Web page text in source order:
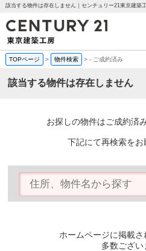
該当する物件は存在しません｜センチュリー21東京建築
TOPページ > 物件検索 >- ご成約済み
該当する物件は存在しません
お探しの物件はご成約済
下記にて再検索をお
ホームページに掲載
多数ござい